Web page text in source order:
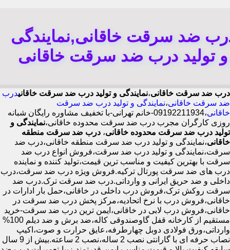
ضد سرقت خاقانی,نمایندگی
و تولید درب ضد سرقت خاقانی
درب ضد سرقت خاقانی،نمایندگی و تولید درب ضد سرقت خاقانیدرب
ضد سرقت خاقانی،نمایندگی و تولید درب ضد سرقت
خاقانی
،09192211934-خانم تهرانی-با تخفیف مشاوره رایگان شبانه
روزی کارگران مجرب درب ضد سرقت محدوده خاقانی،نمایندگی و
تولید درب ضد سرقت محدوده خاقانی، درب ضد سرقت منطقه
خاقانی،نمایندگی و تولید درب ضد سرقت منطقه خاقانی،درب ضد
سرقت،نمایندگی و تولید درب ضد سرقت،فروش انواع درب ضد
سرقت با بهترین کیفیت و مناسب ترین قیمت،تولید کننده و نماینده
درب های ضد سرقت پورتال ترکیه.فروش ویژه درب ضد سرقت،درب
داخلی و ضد حریق ایرانی و وارداتی.درب ضد سرقت ترک.درب ضد
سرقت روکش ترک،فروش درب داخلی در خاقانی،حمل بار ادارات در
خاقانی،فروش درب با نرخ اتحادیه،مرکز پخش درب ضد سرقت در
خاقانی،فروش درب لابی در خاقانی،ایمن ترین درب ضد سرقت-خرید
مستقیم از کارخانه قفل گاوصندوقی کاله،ضد برش و ضد دیلم 100%
وارداتی،ورق فولادی دوبل چهارطرفه،عایق حرارت و صوت،اکیپ
نصاب حرفه ای با گارانتی نصب 2 ساله،نصب 2 ساعته.بیش از 9 سال